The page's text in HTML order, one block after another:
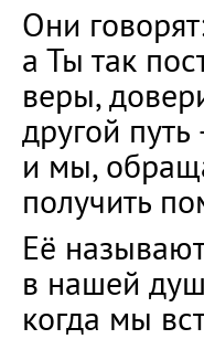
Они
а Ты так
веры,
другой
и мы,
получить
Её
в нашей
когда мы